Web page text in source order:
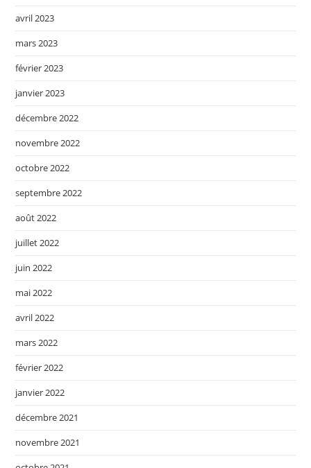
avril 2023
mars 2023
février 2023
janvier 2023
décembre 2022
novembre 2022
octobre 2022
septembre 2022
août 2022
juillet 2022
juin 2022
mai 2022
avril 2022
mars 2022
février 2022
janvier 2022
décembre 2021
novembre 2021